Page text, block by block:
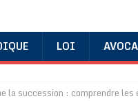
LOI
la succession : comprendre